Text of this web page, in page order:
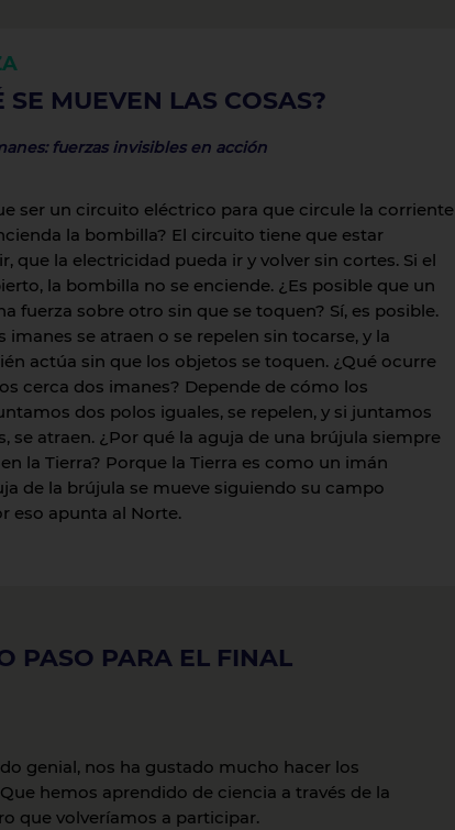
SE MUEVEN LAS COSAS?
fuerzas invisibles en acción
ser un circuito eléctrico para que circule la corriente
la bombilla? El circuito tiene que estar
que la electricidad pueda ir y volver sin cortes. Si el
la bombilla no se enciende. ¿Es posible que un
fuerza sobre otro sin que se toquen? Sí, es posible.
imanes se atraen o se repelen sin tocarse, y la
actúa sin que los objetos se toquen. ¿Qué ocurre
cerca dos imanes? Depende de cómo los
dos polos iguales, se repelen, y si juntamos
se atraen. ¿Por qué la aguja de una brújula siempre
la Tierra? Porque la Tierra es como un imán
de la brújula se mueve siguiendo su campo
eso apunta al Norte.
PASO PARA EL FINAL
genial, nos ha gustado mucho hacer los
hemos aprendido de ciencia a través de la
que volveríamos a participar.